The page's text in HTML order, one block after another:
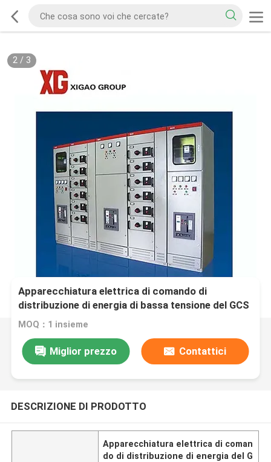
2/ 3
Apparecchiatura elettrica di comando di
distribuzione di energia di bassa tensione del GCS
0.4kv 0.416kv 6.6kv
MOQ：1 insieme
Miglior prezzo Contattici
DESCRIZIONE DI PRODOTTO
Apparecchiatura elettrica di coman
do di distribuzione di energia del G